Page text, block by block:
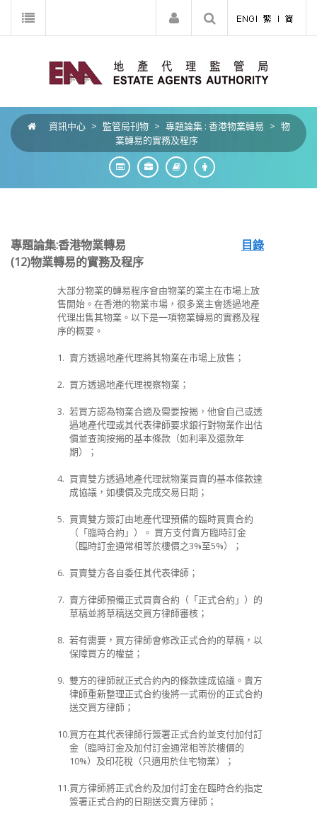
資訊中心 > 監管局刊物 > 專題論集 : 香港物業轉易 > 物
業轉易的實務及程序
專題論集:香港物業轉易
目錄
(12)物業轉易的實務及程序
大部分物業的轉易程序會由物業的業主在市場上放
售開始。在香港的物業市場，很多業主會透過地產
代理出售其物業。以下是一項物業轉易的實務及程
序的概要。
1. 賣方透過地產代理將其物業在市場上放售；
2. 買方透過地產代理視察物業；
3. 若買方認為物業合適及需要按揭，他會自己或透
過地產代理或其代表律師要求銀行對物業作出估
價並查詢按揭的基本條款（如利率及還款年
期）；
4. 買賣雙方透過地產代理就物業買賣的基本條款達
成協議，如樓價及完成交易日期；
5. 買賣雙方簽訂由地產代理預備的臨時買賣合約
（「臨時合約」）。 買方支付賣方臨時訂金
（臨時訂金通常相等於樓價之3%至5%）；
6. 買賣雙方各自委任其代表律師；
7. 賣方律師預備正式買賣合約（「正式合約」）的
草稿並將草稿送交買方律師審核；
8. 若有需要，買方律師會修改正式合約的草稿，以
保障買方的權益；
9. 雙方的律師就正式合約內的條款達成協議。賣方
律師重新整理正式合約後將一式兩份的正式合約
送交買方律師；
10.買方在其代表律師行簽署正式合約並支付加付訂
金（臨時訂金及加付訂金通常相等於樓價的
10%）及印花稅（只適用於住宅物業）；
11.買方律師將正式合約及加付訂金在臨時合約指定
簽署正式合約的日期送交賣方律師；